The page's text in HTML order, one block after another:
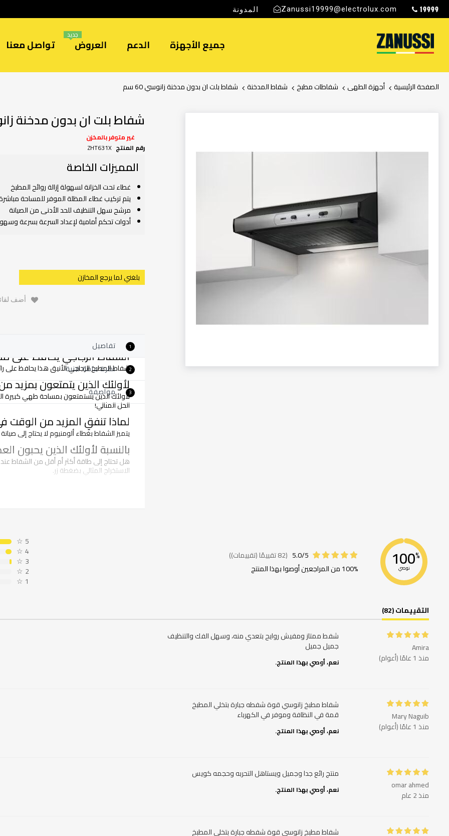
19999
Zanussi19999@electrolux.com المدونة
جميع الأجهزة الدعم العروض
جديد
تواصل معنا
الصفحة الرئيسية أجهزة الطهى شفاطات مطبخ شفاط المدخنة شفاط بلت ان بدون مدخنة زانوسي 60 سم
الصور
تخطي
شفاط بلت ان بدون مدخنة
غير متوفر بالمخزن
رقم المنتج ZHT631X
المميزات الخاصة
غطاء تحت الخزانة لسهولة إزالة روائح المطبخ
يتم تركيب غطاء المظلة الموفر للمساحة
مرشح سهل التنظيف للحد الأدنى من الصيانة
أدوات تحكم أمامية لإعداد السرعة بسرعة
بلغني لما يرجع المخازن
أضف
1 تفاصيل
الشفاط الزجاجي يحافظ على
شفاط المطبخ الزجاجي الأنيق هذا يحافظ
لأولئك الذين يتمتعون
الحل المثالي!
لماذا تنفقِ المزيد من الوقت
يتميز الشفاط بغطاء ألومنيوم لا يحتاج إلى
بالنسبة لأولئك الذين يحبون
هل تحتاج إلى طاقة أكثر أم أقل من الشفاط
الاستخراج المثالي بضغطة زر.
2 نظرة عامة فنية
3 مواصفة
100%
نوصي
5.0/5 (82 تقييمًا (تقييمات))
100% من المراجعين أوصوا بهذا المنتج
5
☆
4
☆
3
☆
2
☆
1
☆
التقييمات (82)
Amira
منذ 1 عامًا (أعوام)
جميل جميل
نعم، أوصي بهذا المنتج.
Mary Naguib
منذ 1 عامًا (أعوام)
قمة في النظافة وموفر في الكهرباء
نعم، أوصي بهذا المنتج.
omar ahmed
منذ 2 عام
منتج رائع جدا وجميل ويستاهل التحربه وحجمه كويس
نعم، أوصي بهذا المنتج.